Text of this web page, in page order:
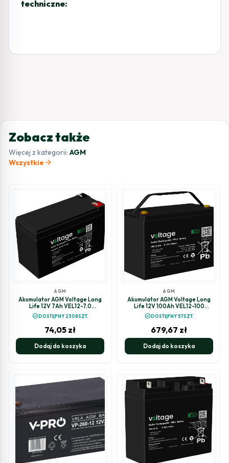
techniczne:
Zobacz także
Więcej z kategorii: AGM
Wszystkie arrow_forward
AGM
Akumulator AGM Voltage Long
Life 12V 7Ah VEL12-7.0
(Żywotność 15 lat)
check_circleDOSTĘPNY 2308SZT.
74,05 zł
Dodaj do koszyka
AGM
Akumulator AGM Voltage Long
Life 12V 100Ah VEL12-100
(Żywotność 15 lat)
check_circleDOSTĘPNY 57SZT.
679,67 zł
Dodaj do koszyka